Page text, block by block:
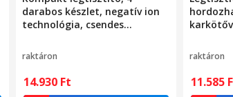
darabos készlet, negatív ion
technológia, csendes
többszínű
raktáron
14.930 Ft
PM2.5-
töltővel
raktáron
11.585